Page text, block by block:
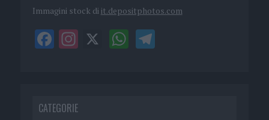
Immagini stock di it.depositphotos.com
CATEGORIE